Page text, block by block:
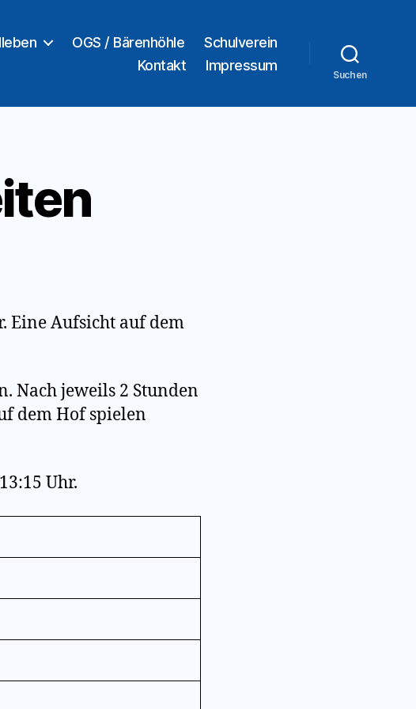
OGS / Bärenhöhle
Schulverein
Kontakt
Impressum
Suchen
Eine Aufsicht auf dem
Nach jeweils 2 Stunden
dem Hof spielen
Uhr.